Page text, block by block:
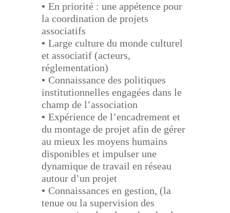
• En priorité : une appétence pour
la coordination de projets
associatifs
• Large culture du monde culturel
et associatif (acteurs,
réglementation)
• Connaissance des politiques
institutionnelles engagées dans le
champ de l’association
• Expérience de l’encadrement et
du montage de projet afin de gérer
au mieux les moyens humains
disponibles et impulser une
dynamique de travail en réseau
autour d’un projet
• Connaissances en gestion, (la
tenue ou la supervision des